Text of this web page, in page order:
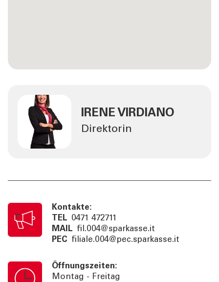
IRENE VIRDIANO
Direktorin
Kontakte:
TEL 0471 472711
MAIL fil.004@sparkasse.it
PEC filiale.004@pec.sparkasse.it
Öffnungszeiten:
Montag - Freitag